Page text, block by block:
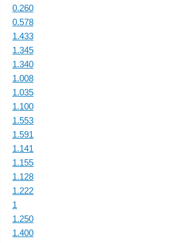
0.260
0.578
1.433
1.345
1.340
1.008
1.035
1.100
1.553
1.591
1.141
1.155
1.128
1.222
1
1.250
1.400